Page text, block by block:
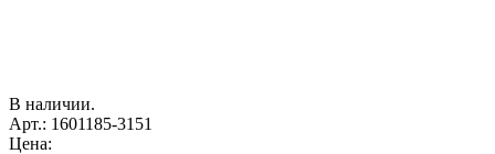
В наличии.
Арт.: 1601185-3151
Цена: